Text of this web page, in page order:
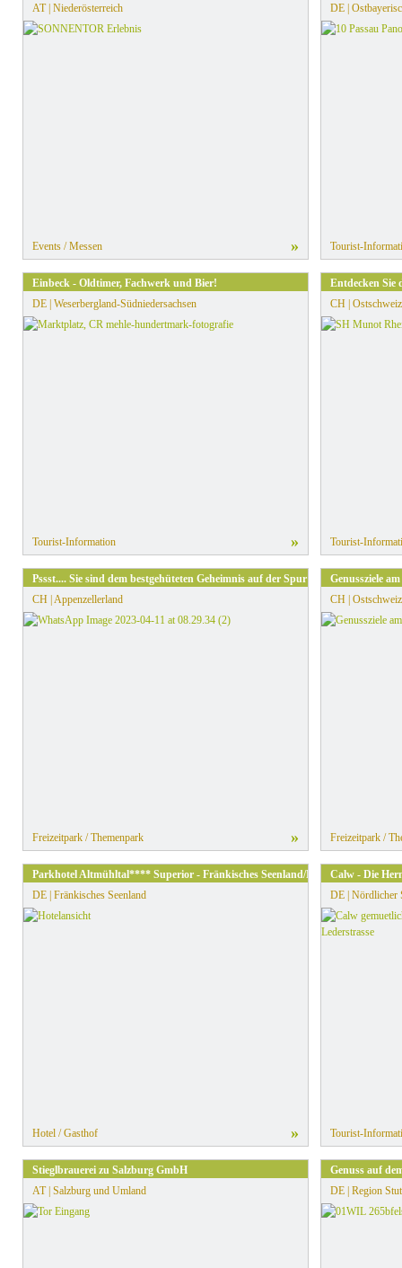
AT | Niederösterreich
Events / Messen »
DE |
Tourist-
Einbeck - Oldtimer, Fachwerk und Bier!
DE | Weserbergland-Südniedersachsen
Tourist-Information »
Entdecken Sie
CH | Ostschweiz
Tourist-
Pssst.... Sie sind dem bestgehüteten Geheimnis auf der Spur!
CH | Appenzellerland
Freizeitpark / Themenpark »
Genussziele
CH | Ostschweiz
Freizeitpark /
Parkhotel Altmühltal**** Superior - Fränkisches Seenland/Naturpark
DE | Fränkisches Seenland
Hotel / Gasthof »
Calw - Die
DE | Nördlicher
Tourist-
Stieglbrauerei zu Salzburg GmbH
AT | Salzburg und Umland
Genuss auf
DE | Region